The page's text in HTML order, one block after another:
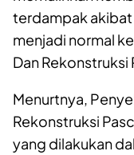
terdampak
menjadi normal
Dan Rekonstruksi
Menurtnya,
Rekonstruksi
yang dilakukan